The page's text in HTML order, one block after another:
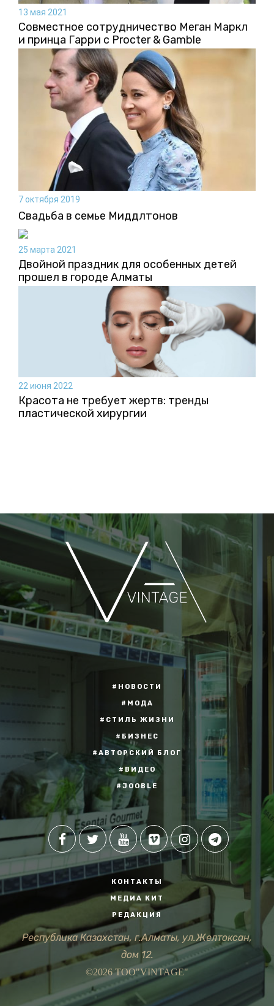
13 мая 2021
Совместное сотрудничество Меган Маркл
и принца Гарри с Procter & Gamble
7 октября 2019
Свадьба в семье Миддлтонов
25 марта 2021
Двойной праздник для особенных детей
прошел в городе Алматы
22 июня 2022
Красота не требует жертв: тренды
пластической хирургии
#НОВОСТИ
#МОДА
#СТИЛЬ ЖИЗНИ
#БИЗНЕС
#АВТОРСКИЙ БЛОГ
#ВИДЕО
#JOOBLE
КОНТАКТЫ
МЕДИА КИТ
РЕДАКЦИЯ
Республика Казахстан, г.Алматы, ул.Желтоксан,
дом 12.
©2026 ТОО"VINTAGE"